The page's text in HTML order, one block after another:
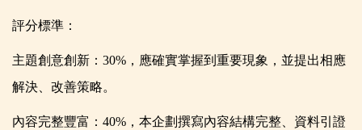
評分標準：
主題創意創新：30%，應確實掌握到重要現象，並提出相應
解決、改善策略。
內容完整豐富：40%，本企劃撰寫內容結構完整、資料引證